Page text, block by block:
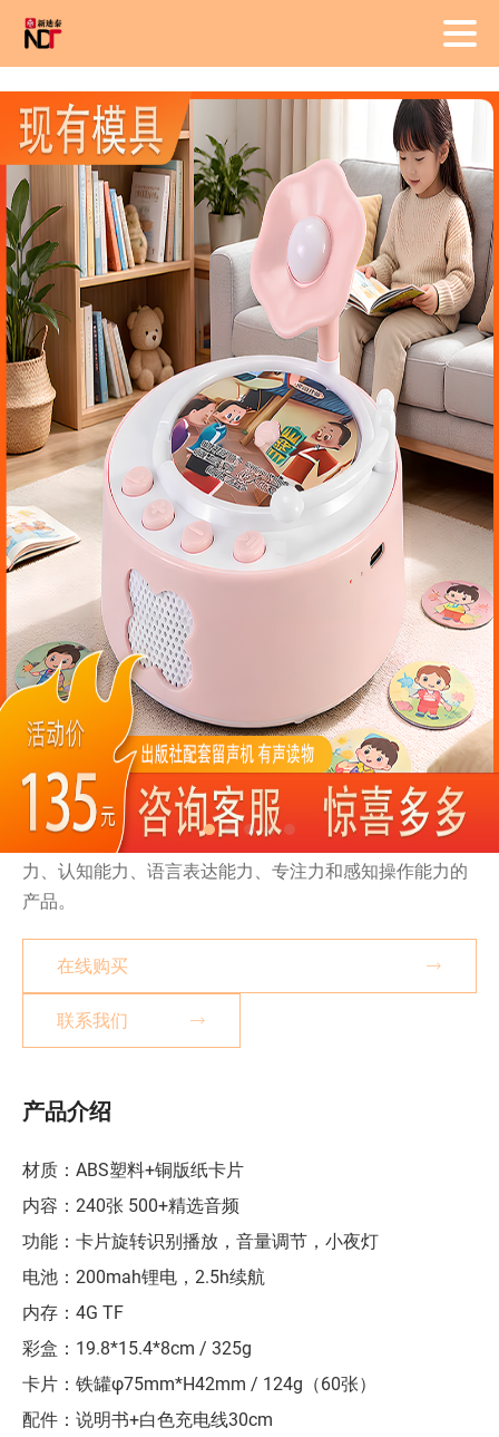
ABS塑料+铜版纸卡片 圆形留声机
新迪泰是集设计、研发、销售为一体的益智早教玩具制造
商。我们本着“向上、知止、守正”的价值观,以“用心创造、
用爱智造”为使命,将爱与趣味融入开发,创造出符合儿童天
性的益智产品。十多年以来,新迪泰都致力于把科学教育、
快乐教育带入每一个家庭,传递爱与智慧,构建温馨和谐美好
的家庭环境、教育环境。我们的产品尊重儿童的天性,围绕
视、听、触、味、嗅等多种感官角度,设计促进儿童观察能
力、认知能力、语言表达能力、专注力和感知操作能力的
产品。
在线购买
联系我们
产品介绍
材质：ABS塑料+铜版纸卡片
内容：240张 500+精选音频
功能：卡片旋转识别播放，音量调节，小夜灯
电池：200mah锂电，2.5h续航
内存：4G TF
彩盒：19.8*15.4*8cm / 325g
卡片：铁罐φ75mm*H42mm / 124g（60张）
配件：说明书+白色充电线30cm